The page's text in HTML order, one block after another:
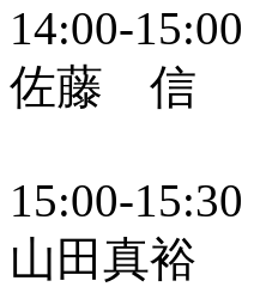
14:00-15:00
佐藤 信
15:00-15:30
山田真裕